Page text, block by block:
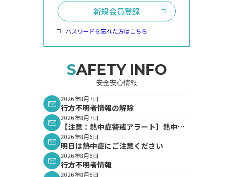
新規会員登録
パスワードを忘れた方はこちら
SAFETY INFO
安全安心情報
2026年8月7日
行方不明者情報の解除
2026年8月7日
【注意：熱中症警戒アラート】熱中症
警戒アラートが発表されています。
2026年8月6日
明日は熱中症にご注意ください
2026年8月6日
行方不明者情報
2026年8月6日